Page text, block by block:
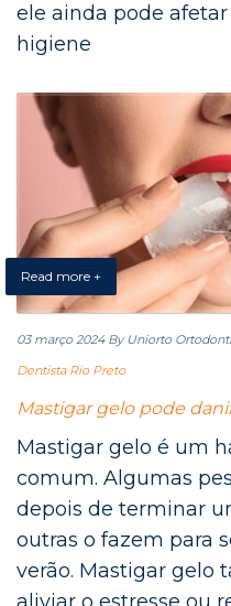
ele ainda pode
higiene
Read more +
03 março 2024 By Uniorto
Dentista Rio Preto
Mastigar gelo pode
Mastigar gelo é um
comum. Algumas
depois de terminar
outras o fazem para
verão. Mastigar gelo